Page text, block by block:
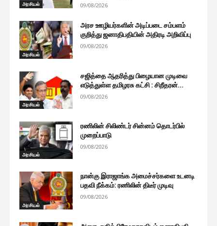
அரசியல் 09/08/2026
அரசியல்
அரச ஊழியர்களின் அடிப்படை சம்பளம்
குறித்து ஜனாதிபதியின் அதிரடி அறிவிப்பு
09/08/2026
அரசியல்
சஜித்தை ஆதரித்து பிழையான முடிவை
எடுத்துள்ள தமிழரசு கட்சி : சிறீதரன்...
09/08/2026
அரசியல்
ரணிலின் சிலிண்டர் சின்னம் தொடர்பில்
முறைப்பாடு
09/08/2026
அரசியல்
நான்கு இராஜாங்க அமைச்சர்களை உடனடி
பதவி நீக்கம்: ரணிலின் திடீர் முடிவு
09/08/2026